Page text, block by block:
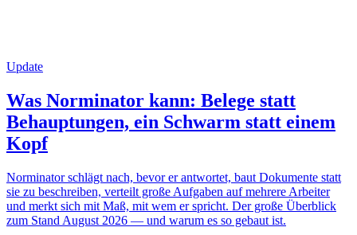
Update
Was Norminator kann: Belege statt
Behauptungen, ein Schwarm statt einem
Kopf
Norminator schlägt nach, bevor er antwortet, baut Dokumente statt
sie zu beschreiben, verteilt große Aufgaben auf mehrere Arbeiter
und merkt sich mit Maß, mit wem er spricht. Der große Überblick
zum Stand August 2026 — und warum es so gebaut ist.